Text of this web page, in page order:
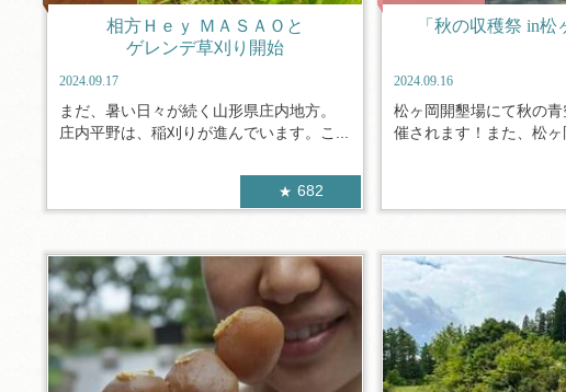
相方Ｈｅｙ ＭＡＳＡＯと
ゲレンデ草刈り開始
2024.09.17
まだ、暑い日々が続く山形県庄内地方。
庄内平野は、稲刈りが進んでいます。こ...
682
「秋の収穫祭 in松
2024.09.16
松ヶ岡開墾場にて秋の
催されます！また、松ヶ